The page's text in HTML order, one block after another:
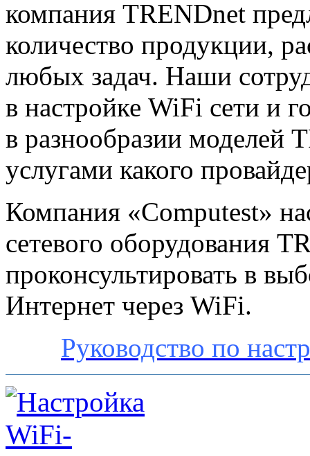
компания TRENDnet
количество продукции,
любых задач. Наши
в настройке WiFi сети и
в разнообразии моделей
услугами какого
Компания «Computest»
сетевого оборудования
проконсультировать в
Интернет через WiFi.
Руководство по